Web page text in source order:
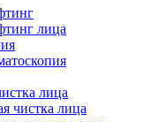
лица
лица
чистка лица